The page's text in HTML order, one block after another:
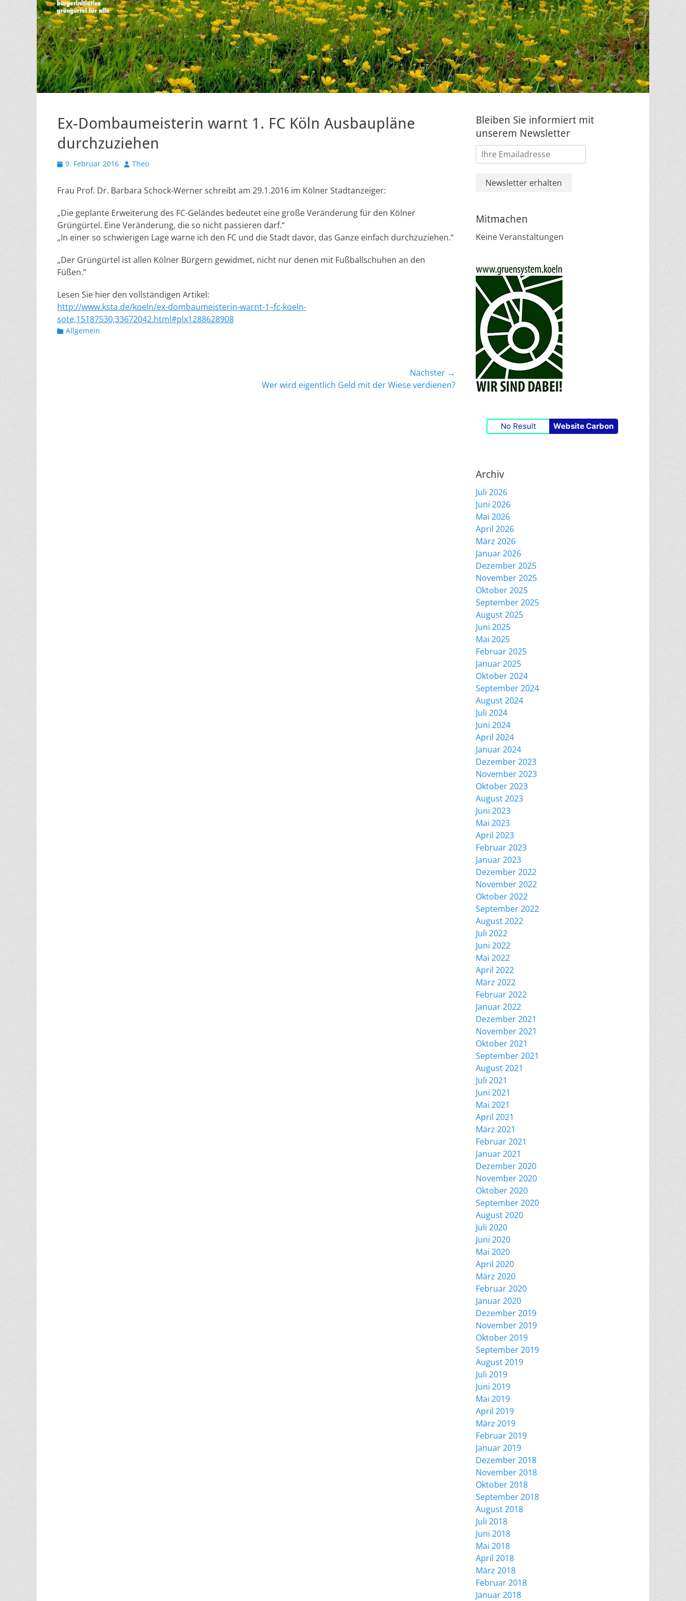
Ex-Dombaumeisterin warnt 1. FC Köln Ausbaupläne
durchzuziehen
Veröffentlicht
9. Februar 2016 Autor
Theo
Frau Prof. Dr. Barbara Schock-Werner schreibt am 29.1.2016 im Kölner Stadtanzeiger:
„Die geplante Erweiterung des FC-Geländes bedeutet eine große Veränderung für den Kölner
Grüngürtel. Eine Veränderung, die so nicht passieren darf.“
„In einer so schwierigen Lage warne ich den FC und die Stadt davor, das Ganze einfach durchzuziehen.“
„Der Grüngürtel ist allen Kölner Bürgern gewidmet, nicht nur denen mit Fußballschuhen an den
Füßen.“
Lesen Sie hier den vollständigen Artikel:
http://www.ksta.de/koeln/ex-dombaumeisterin-warnt-1–fc-koeln-
sote,15187530,33672042.html#plx1288628908
Kategorien
Allgemein
Nächster →
Nächster
Wer wird eigentlich Geld mit der Wiese verdienen?
Bleiben Sie informiert mit
unserem Newsletter
Mitmachen
Keine Veranstaltungen
No Result Website Carbon
Archiv
Juli 2026
Juni 2026
Mai 2026
April 2026
März 2026
Januar 2026
Dezember 2025
November 2025
Oktober 2025
September 2025
August 2025
Juni 2025
Mai 2025
Februar 2025
Januar 2025
Oktober 2024
September 2024
August 2024
Juli 2024
Juni 2024
April 2024
Januar 2024
Dezember 2023
November 2023
Oktober 2023
August 2023
Juni 2023
Mai 2023
April 2023
Februar 2023
Januar 2023
Dezember 2022
November 2022
Oktober 2022
September 2022
August 2022
Juli 2022
Juni 2022
Mai 2022
April 2022
März 2022
Februar 2022
Januar 2022
Dezember 2021
November 2021
Oktober 2021
September 2021
August 2021
Juli 2021
Juni 2021
Mai 2021
April 2021
März 2021
Februar 2021
Januar 2021
Dezember 2020
November 2020
Oktober 2020
September 2020
August 2020
Juli 2020
Juni 2020
Mai 2020
April 2020
März 2020
Februar 2020
Januar 2020
Dezember 2019
November 2019
Oktober 2019
September 2019
August 2019
Juli 2019
Juni 2019
Mai 2019
April 2019
März 2019
Februar 2019
Januar 2019
Dezember 2018
November 2018
Oktober 2018
September 2018
August 2018
Juli 2018
Juni 2018
Mai 2018
April 2018
März 2018
Februar 2018
Januar 2018